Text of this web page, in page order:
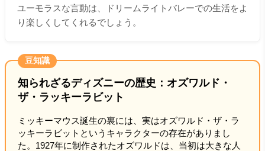
ユーモラスな言動は、ドリームライトバレーでの生活をよ
り楽しくしてくれるでしょう。
豆知識
知られざるディズニーの歴史：オズワルド・
ザ・ラッキーラビット
ミッキーマウス誕生の裏には、実はオズワルド・ザ・ラ
ッキーラビットというキャラクターの存在がありまし
た。1927年に制作されたオズワルドは、当初は大きな人